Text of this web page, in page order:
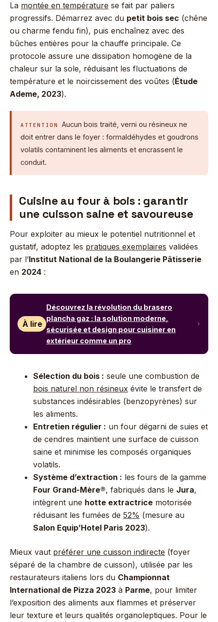
La montée en température se fait par paliers
progressifs. Démarrez avec du petit bois sec (chêne
ou charme fendu fin), puis enchaînez avec des
bûches entières pour la chauffe principale. Ce
protocole assure une dissipation homogène de la
chaleur sur la sole, réduisant les fluctuations de
température et le noircissement des voûtes (Étude
Ademe, 2023).
ATTENTION
Aucun bois traité, verni ou résineux ne
doit entrer dans le foyer : formaldéhydes et goudrons
volatils contaminent les aliments et encrassent le
conduit.
Cuisine au four à bois : garantir
une cuisson saine et savoureuse
Pour exploiter au mieux le potentiel nutritionnel et
gustatif, adoptez les pratiques exemplaires validées
par l’Institut National de la Boulangerie Pâtisserie
en 2024 :
À lire
Découvrez la révolution du brasero
plancha gaz : la solution moderne,
sécurisée et design pour cuisiner en
extérieur comme un pro
Sélection du bois : seule une combustion de
bois naturel non résineux évite le transfert de
substances indésirables (benzopyrènes) sur
les aliments.
Entretien régulier : un four dégarni de suies et
de cendres maintient une surface de cuisson
saine et minimise les composés organiques
volatils.
Système d’extraction : les fours de la gamme
Four Grand-Mère®, fabriqués dans le Jura,
intègrent une hotte extractrice motorisée
réduisant les fumées de 52% (mesure au
Salon Equip’Hotel Paris 2023).
Mieux vaut préférer une cuisson indirecte (foyer
séparé de la chambre de cuisson), utilisée par les
restaurateurs italiens lors du Championnat
International de Pizza 2023 à Parme, pour limiter
l’exposition des aliments aux flammes et préserver
leur texture et leurs qualités organoleptiques. Pour le